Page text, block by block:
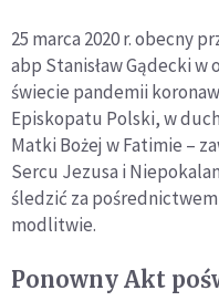
25 marca 2020 r. obecny
abp Stanisław Gądecki
świecie pandemii
Episkopatu Polski, w
Matki Bożej w Fatimie –
Sercu Jezusa i
śledzić za
modlitwie.
Ponowny Akt